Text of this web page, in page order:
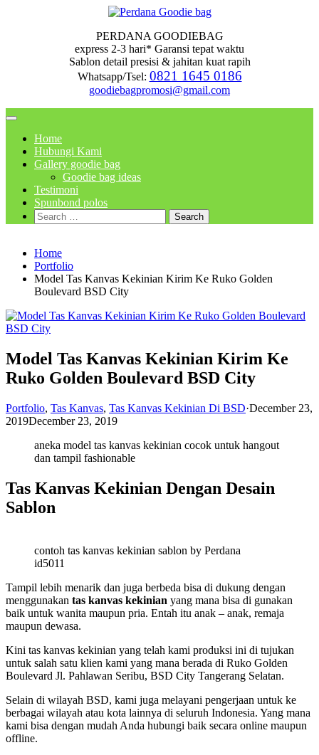
PERDANA GOODIEBAG
express 2-3 hari* Garansi tepat waktu
Sablon detail presisi & jahitan kuat rapih
Whatsapp/Tsel: 0821 1645 0186
goodiebagpromosi@gmail.com
Home
Hubungi Kami
Gallery goodie bag
Goodie bag ideas
Testimoni
Spunbond polos
Search
for:
Home
Portfolio
Model Tas Kanvas Kekinian Kirim Ke Ruko Golden
Boulevard BSD City
Model Tas Kanvas Kekinian Kirim Ke
Ruko Golden Boulevard BSD City
Portfolio, Tas Kanvas, Tas Kanvas Kekinian Di BSD·December 23,
2019December 23, 2019
aneka model tas kanvas kekinian cocok untuk hangout
dan tampil fashionable
Tas Kanvas Kekinian Dengan Desain
Sablon
contoh tas kanvas kekinian sablon by Perdana
id5011
Tampil lebih menarik dan juga berbeda bisa di dukung dengan
menggunakan tas kanvas kekinian yang mana bisa di gunakan
baik untuk wanita maupun pria. Entah itu anak – anak, remaja
maupun dewasa.
Kini tas kanvas kekinian yang telah kami produksi ini di tujukan
untuk salah satu klien kami yang mana berada di Ruko Golden
Boulevard Jl. Pahlawan Seribu, BSD City Tangerang Selatan.
Selain di wilayah BSD, kami juga melayani pengerjaan untuk ke
berbagai wilayah atau kota lainnya di seluruh Indonesia. Yang mana
kami bisa dengan mudah Anda hubungi baik secara online maupun
offline.